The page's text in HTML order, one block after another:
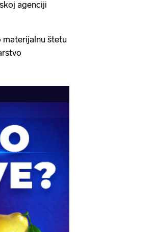
agenciji
materijalnu štetu